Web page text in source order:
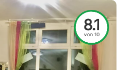
8.1
von 10